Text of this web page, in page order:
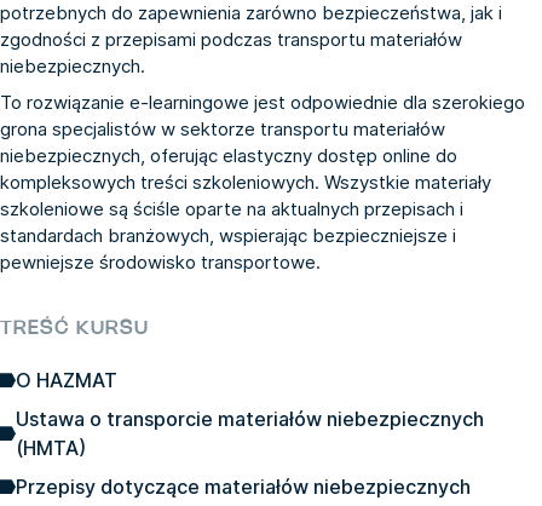
potrzebnych do zapewnienia zarówno bezpieczeństwa, jak i
zgodności z przepisami podczas transportu materiałów
niebezpiecznych.
To rozwiązanie e-learningowe jest odpowiednie dla szerokiego
grona specjalistów w sektorze transportu materiałów
niebezpiecznych, oferując elastyczny dostęp online do
kompleksowych treści szkoleniowych. Wszystkie materiały
szkoleniowe są ściśle oparte na aktualnych przepisach i
standardach branżowych, wspierając bezpieczniejsze i
pewniejsze środowisko transportowe.
TREŚĆ KURSU
O HAZMAT
Ustawa o transporcie materiałów niebezpiecznych
(HMTA)
Przepisy dotyczące materiałów niebezpiecznych